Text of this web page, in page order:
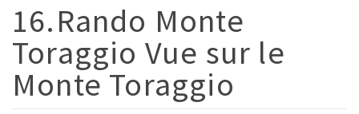
16.Rando Monte
Toraggio Vue sur le
Monte Toraggio